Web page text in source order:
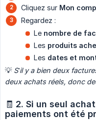
Cliquez sur Mon
Regardez :
Le nombre de
Les produits
Les dates et
💡 S’il y a bien deux
deux achats réels, donc
🧾 2. Si un seul
paiements ont été